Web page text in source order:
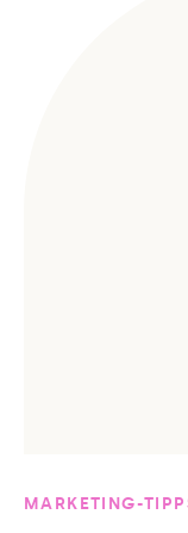
MARKETING-